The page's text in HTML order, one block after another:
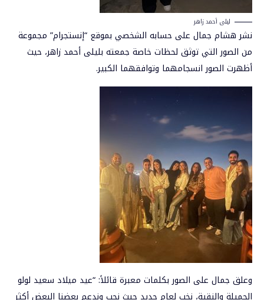
ليلى أحمد زاهر
نشر هشام جمال على حسابه الشخصي بموقع “إنستجرام” مجموعة
من الصور التي توثق لحظات خاصة جمعته بليلى أحمد زاهر، حيث
أظهرت الصور انسجامهما وتوافقهما الكبير.
وعلق جمال على الصور بكلمات معبرة قائلاً: “عيد ميلاد سعيد لولو